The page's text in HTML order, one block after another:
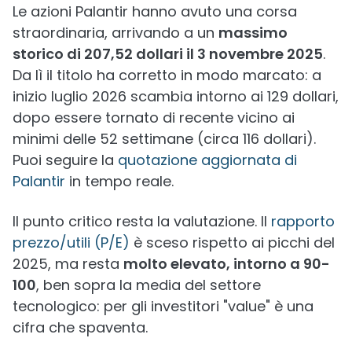
Le azioni Palantir hanno avuto una corsa
straordinaria, arrivando a un massimo
storico di 207,52 dollari il 3 novembre 2025.
Da lì il titolo ha corretto in modo marcato: a
inizio luglio 2026 scambia intorno ai 129 dollari,
dopo essere tornato di recente vicino ai
minimi delle 52 settimane (circa 116 dollari).
Puoi seguire la quotazione aggiornata di
Palantir in tempo reale.
Il punto critico resta la valutazione. Il rapporto
prezzo/utili (P/E) è sceso rispetto ai picchi del
2025, ma resta molto elevato, intorno a 90-
100, ben sopra la media del settore
tecnologico: per gli investitori "value" è una
cifra che spaventa.